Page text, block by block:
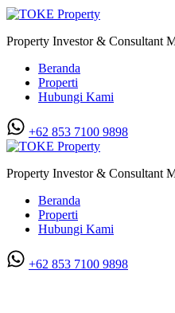
Property Investor & Consultant
Beranda
Properti
Hubungi Kami
+62 853 7100 9898‬
Property Investor & Consultant
Beranda
Properti
Hubungi Kami
+62 853 7100 9898‬